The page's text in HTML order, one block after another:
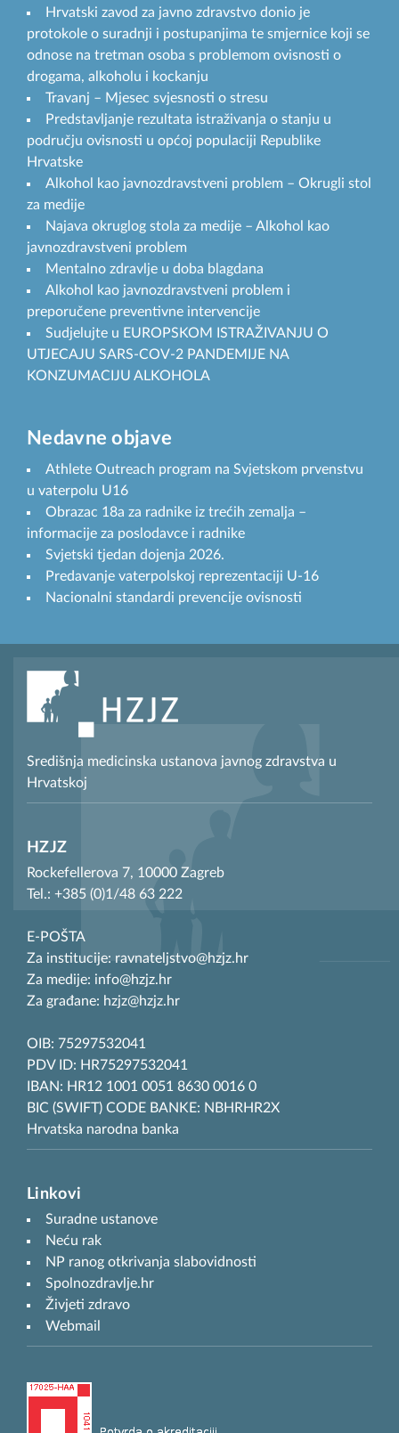
Hrvatski zavod za javno zdravstvo donio je
protokole o suradnji i postupanjima te smjernice koji se
odnose na tretman osoba s problemom ovisnosti o
drogama, alkoholu i kockanju
Travanj – Mjesec svjesnosti o stresu
Predstavljanje rezultata istraživanja o stanju u
području ovisnosti u općoj populaciji Republike
Hrvatske
Alkohol kao javnozdravstveni problem – Okrugli stol
za medije
Najava okruglog stola za medije – Alkohol kao
javnozdravstveni problem
Mentalno zdravlje u doba blagdana
Alkohol kao javnozdravstveni problem i
preporučene preventivne intervencije
Sudjelujte u EUROPSKOM ISTRAŽIVANJU O
UTJECAJU SARS-COV-2 PANDEMIJE NA
KONZUMACIJU ALKOHOLA
Nedavne objave
Athlete Outreach program na Svjetskom prvenstvu
u vaterpolu U16
Obrazac 18a za radnike iz trećih zemalja –
informacije za poslodavce i radnike
Svjetski tjedan dojenja 2026.
Predavanje vaterpolskoj reprezentaciji U-16
Nacionalni standardi prevencije ovisnosti
Središnja medicinska ustanova javnog zdravstva u
Hrvatskoj
HZJZ
Rockefellerova 7, 10000 Zagreb
Tel.: +385 (0)1/48 63 222
E-POŠTA
Za institucije: ravnateljstvo@hzjz.hr
Za medije: info@hzjz.hr
Za građane: hzjz@hzjz.hr
OIB: 75297532041
PDV ID: HR75297532041
IBAN: HR12 1001 0051 8630 0016 0
BIC (SWIFT) CODE BANKE: NBHRHR2X
Hrvatska narodna banka
Linkovi
Suradne ustanove
Neću rak
NP ranog otkrivanja slabovidnosti
Spolnozdravlje.hr
Živjeti zdravo
Webmail